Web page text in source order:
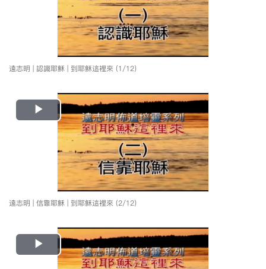
遠志明 | 認識耶穌 | 到耶穌這裡來 (1/12)
Play
Video
遠志明 | 信靠耶穌 | 到耶穌這裡來 (2/12)
Play
Video